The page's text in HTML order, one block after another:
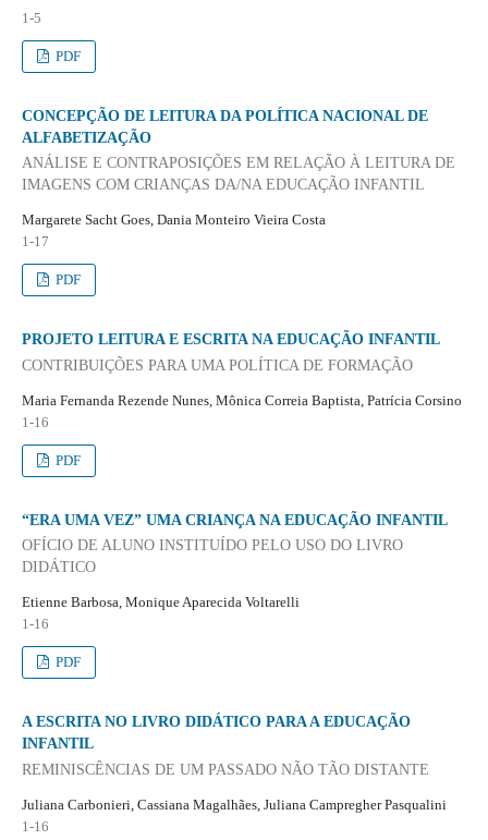
1-5
PDF
CONCEPÇÃO DE LEITURA DA POLÍTICA NACIONAL DE
ALFABETIZAÇÃO
ANÁLISE E CONTRAPOSIÇÕES EM RELAÇÃO À LEITURA DE
IMAGENS COM CRIANÇAS DA/NA EDUCAÇÃO INFANTIL
Margarete Sacht Goes, Dania Monteiro Vieira Costa
1-17
PDF
PROJETO LEITURA E ESCRITA NA EDUCAÇÃO INFANTIL
CONTRIBUIÇÕES PARA UMA POLÍTICA DE FORMAÇÃO
Maria Fernanda Rezende Nunes, Mônica Correia Baptista, Patrícia Corsino
1-16
PDF
“ERA UMA VEZ” UMA CRIANÇA NA EDUCAÇÃO INFANTIL
OFÍCIO DE ALUNO INSTITUÍDO PELO USO DO LIVRO
DIDÁTICO
Etienne Barbosa, Monique Aparecida Voltarelli
1-16
PDF
A ESCRITA NO LIVRO DIDÁTICO PARA A EDUCAÇÃO
INFANTIL
REMINISCÊNCIAS DE UM PASSADO NÃO TÃO DISTANTE
Juliana Carbonieri, Cassiana Magalhães, Juliana Campregher Pasqualini
1-16